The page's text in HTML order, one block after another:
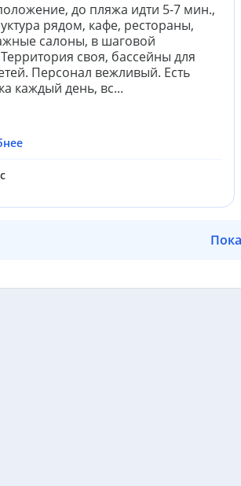
до пляжа идти 5-7 мин.,
рядом, кафе, рестораны,
салоны, в шаговой
своя, бассейны для
Персонал вежливый. Есть
каждый день, вс...